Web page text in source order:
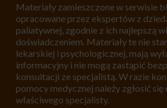
Materiały zamieszczone w serwisie
opracowane przez ekspertów z
paliatywnej, zgodnie z ich najlepszą
doświadczeniem. Materiały te nie
lekarskiej i psychologicznej, mają
informacyjny i nie mogą zastąpić
konsultacji ze specjalistą. W razie
pomocy medycznej należy zgłosić się
właściwego specjalisty.